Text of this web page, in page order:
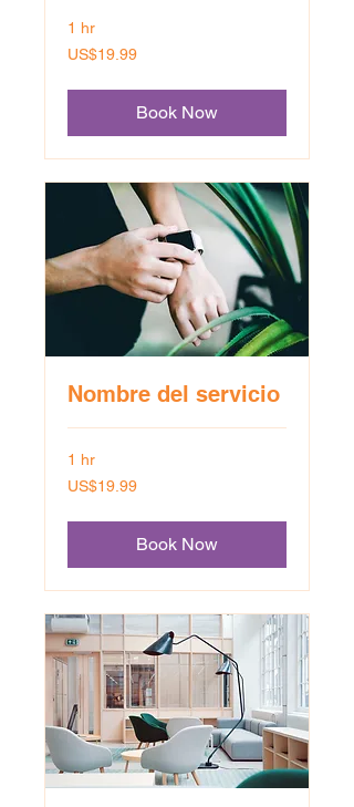
1 hr
19.99
US
US$19.99
Book Now
Nombre del servicio
1 hr
19.99
US
US$19.99
Book Now